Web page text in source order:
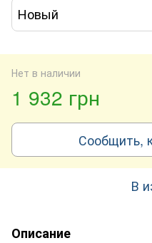
Новый
Нет в наличии
1 932 грн
Сообщить,
В
Описание